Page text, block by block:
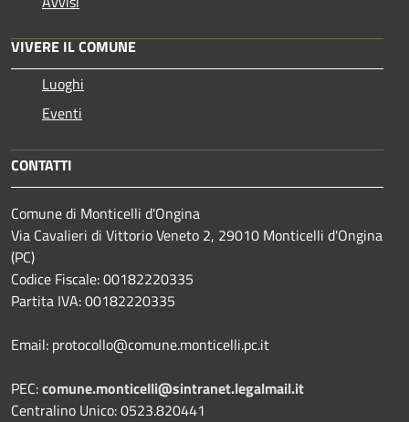
VIVERE IL COMUNE
Luoghi
Eventi
CONTATTI
Comune di Monticelli d'Ongina
Via Cavalieri di Vittorio Veneto 2, 29010 Monticelli d'Ongina
(PC)
Codice Fiscale: 00182220335
Partita IVA: 00182220335
Email: protocollo@comune.monticelli.pc.it
PEC:comune.monticelli@sintranet.legalmail.it
Centralino Unico: 0523.820441